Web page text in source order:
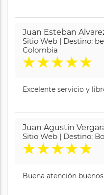
Juan Esteban
Sitio Web | Destino:
Colombia
★★★★★
Excelente servicio y
Juan Agustin
Sitio Web | Destino:
★★★★★
Buena atención